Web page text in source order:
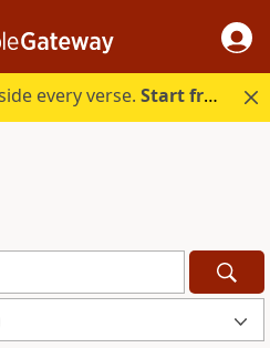
every verse.Start free.